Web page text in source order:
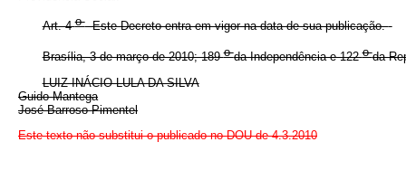
Art. 4oEste Decreto entra em vigor na data de sua publicação.
Brasília, 3 de março de 2010; 189oda Independência e 122oda
LUIZ INÁCIO LULA DA SILVA
Guido Mantega
José Barroso Pimentel
Este texto não substitui o publicado no DOU de 4.3.2010